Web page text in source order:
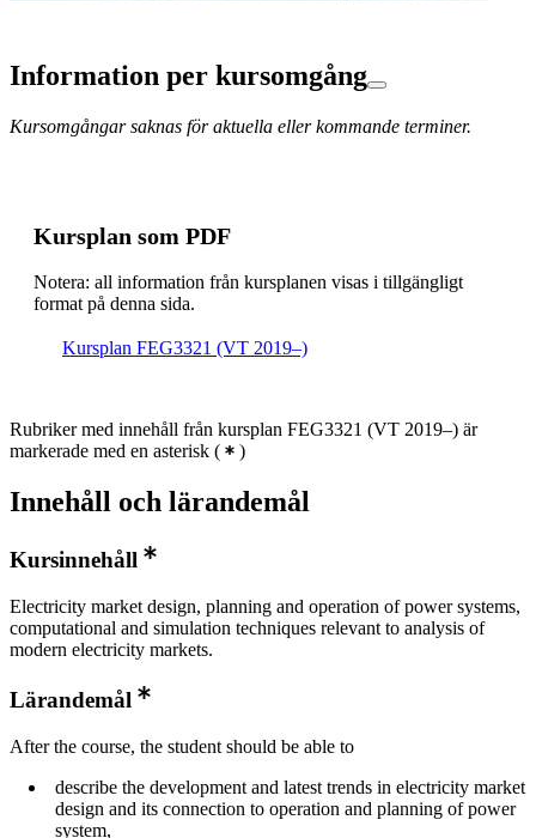
Information per kursomgång
Kursomgångar saknas för aktuella eller kommande terminer.
Kursplan som PDF
Notera: all information från kursplanen visas i tillgängligt
format på denna sida.
Kursplan FEG3321 (VT 2019–)
Rubriker med innehåll från kursplan FEG3321 (VT 2019–) är
markerade med en asterisk ( )
Innehåll och lärandemål
Kursinnehåll
Electricity market design, planning and operation of power systems,
computational and simulation techniques relevant to analysis of
modern electricity markets.
Lärandemål
After the course, the student should be able to
describe the development and latest trends in electricity market
design and its connection to operation and planning of power
system,